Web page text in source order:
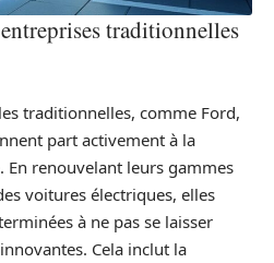
traditionnelles
traditionnelles, comme Ford,
part activement à la
En renouvelant leurs gammes
voitures électriques, elles
à ne pas se laisser
Cela inclut la